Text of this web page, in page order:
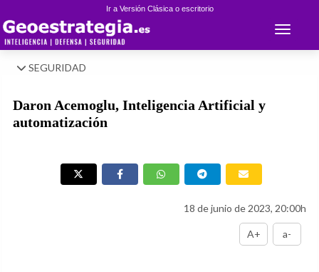
Ir a Versión Clásica o escritorio
Toggle
SEGURIDAD
Daron Acemoglu, Inteligencia Artificial y
automatización
18 de junio de 2023, 20:00h
A+ a-